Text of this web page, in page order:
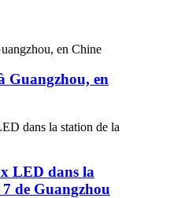
Guangzhou, en
LED dans la
de Guangzhou